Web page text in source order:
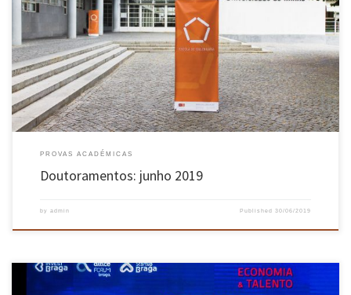
Luís Carlos Martins da Silva Engenharia Civil Tema da Tese: ‘Dynamic analysis of out-of-
plane loaded masonry walls using homogenization Orientador: Paulo B. Lourenço; Gabriele
Milani Elizama das Chagas Lemos Tecnologias e Sistemas de Informação Tema da
Tese: Utilizando ambientes virtuais e Objetos de Aprendizagem Adaptados às capacidades
individuais de construir conhecimento: […]
PROVAS ACADÉMICAS
Doutoramentos: junho 2019
by admin Published30/06/2019